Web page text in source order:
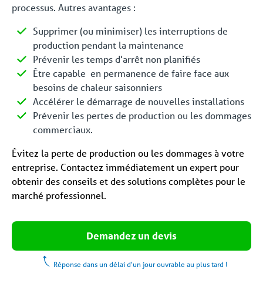
processus. Autres avantages :
Supprimer (ou minimiser) les interruptions de
production pendant la maintenance
Prévenir les temps d'arrêt non planifiés
Être capable en permanence de faire face aux
besoins de chaleur saisonniers
Accélérer le démarrage de nouvelles installations
Prévenir les pertes de production ou les dommages
commerciaux.
Évitez la perte de production ou les dommages à votre
entreprise. Contactez immédiatement un expert pour
obtenir des conseils et des solutions complètes pour le
marché professionnel.
Demandez un devis
Réponse dans un délai d'un jour ouvrable au plus tard !